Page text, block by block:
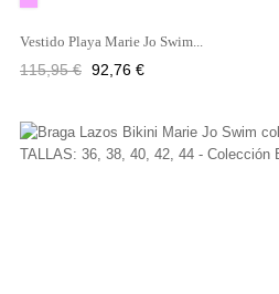
Vestido Playa Marie Jo Swim...
Precio
115,95 € Precio
92,76 €